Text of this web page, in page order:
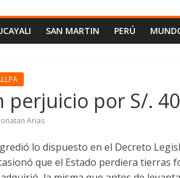
SAN MARTIN PERÚ
perjuicio por S/.
Jonatan Arias
lo dispuesto en el Decreto
que el Estado perdiera tierras